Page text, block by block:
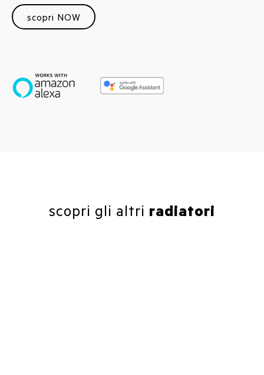
scopri NOW
scopri gli altri radiatori